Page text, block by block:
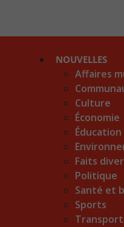
NOUVELLES
Affaires
Culture
Économie
Éducation
Faits
Politique
Santé et
Sports